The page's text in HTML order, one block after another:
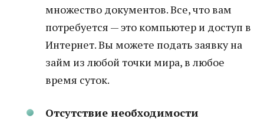
множество документов. Все, что вам
потребуется — это компьютер и доступ в
Интернет. Вы можете подать заявку на
займ из любой точки мира, в любое
время суток.
Отсутствие необходимости